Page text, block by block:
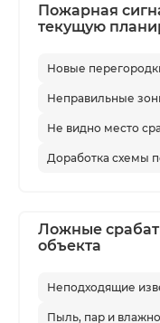
Пожарная
текущую
Новые
Неправильные
Не видно место
Доработка схемы
Ложные
объекта
Неподходящие
Пыль, пар и